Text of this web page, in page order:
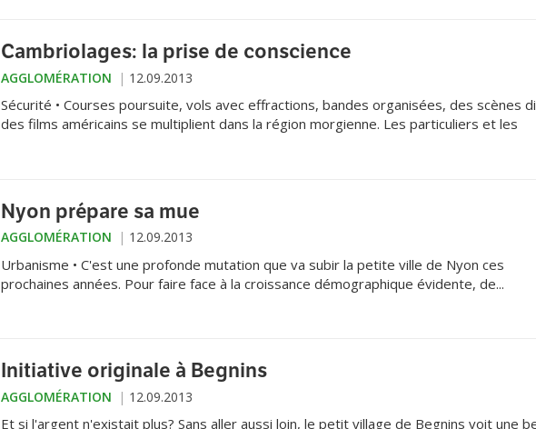
Cambriolages: la prise de conscience
AGGLOMÉRATION 12.09.2013
Sécurité • Courses poursuite, vols avec effractions, bandes organisées, des scènes
des films américains se multiplient dans la région morgienne. Les particuliers et les
Nyon prépare sa mue
AGGLOMÉRATION 12.09.2013
Urbanisme • C'est une profonde mutation que va subir la petite ville de Nyon ces
prochaines années. Pour faire face à la croissance démographique évidente, de...
Initiative originale à Begnins
AGGLOMÉRATION 12.09.2013
Et si l'argent n'existait plus? Sans aller aussi loin, le petit village de Begnins voit une